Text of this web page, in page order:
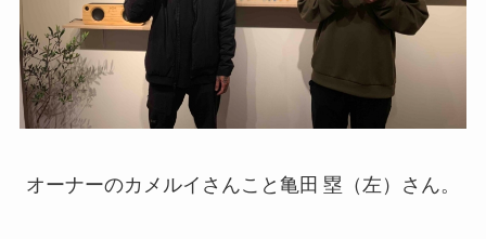
オーナーのカメルイさんこと亀田 塁（左）さん。